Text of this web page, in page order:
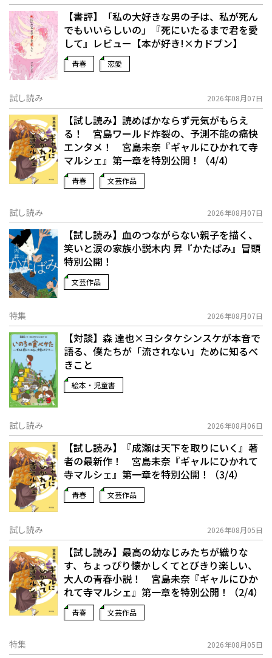
【書評】「私の大好きな男の子は、私が死ん
でもいいらしいの」――『死にいたるまで君を愛
して』レビュー【本が好き!×カドブン】
青春 恋愛
試し読み 2026年08月07日
【試し読み】読めばかならず元気がもらえ
る！ 宮島ワールド炸裂の、予測不能の痛快
エンタメ！ 宮島未奈『ギャルにひかれて寺
マルシェ』第一章を特別公開！（4/4）
青春 文芸作品
試し読み 2026年08月07日
【試し読み】血のつながらない親子を描く、
笑いと涙の家族小説――木内 昇『かたばみ』冒頭
特別公開！
文芸作品
特集 2026年08月07日
【対談】森 達也×ヨシタケシンスケが本音で
語る、僕たちが「流されない」ために知るべ
きこと
絵本・児童書
試し読み 2026年08月06日
【試し読み】『成瀬は天下を取りにいく』著
者の最新作！ 宮島未奈『ギャルにひかれて
寺マルシェ』第一章を特別公開！（3/4）
青春 文芸作品
試し読み 2026年08月05日
【試し読み】最高の幼なじみたちが織りな
す、ちょっぴり懐かしくてとびきり楽しい、
大人の青春小説！ 宮島未奈『ギャルにひか
れて寺マルシェ』第一章を特別公開！（2/4）
青春 文芸作品
特集 2026年08月05日